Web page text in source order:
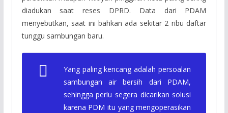
diadukan saat reses DPRD. Data dari PDAM
menyebutkan, saat ini bahkan ada sekitar 2 ribu daftar
tunggu sambungan baru.
Yang paling kencang adalah persoalan
sambungan air bersih dari PDAM,
sehingga perlu segera dicarikan solusi
karena PDM itu yang mengoperasikan